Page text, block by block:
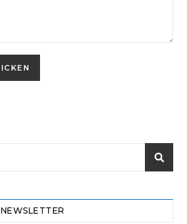
NEWSLETTER